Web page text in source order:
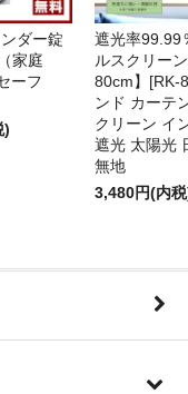
ダー錠
家庭
ーフ
)
遮光率99.99
ルスクリー
80cm】[RK-
ンド カーテ
クリーン イ
遮光 太陽光
無地
3,480円(内